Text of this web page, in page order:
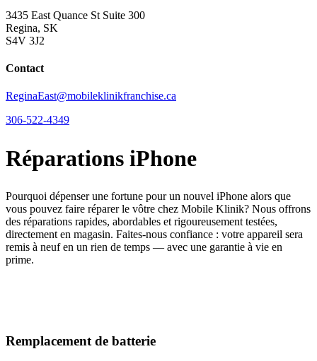
3435 East Quance St Suite 300
Regina, SK
S4V 3J2
Contact
ReginaEast@mobileklinikfranchise.ca
306-522-4349
Réparations iPhone
Pourquoi dépenser une fortune pour un nouvel iPhone alors que
vous pouvez faire réparer le vôtre chez Mobile Klinik? Nous offrons
des réparations rapides, abordables et rigoureusement testées,
directement en magasin. Faites-nous confiance : votre appareil sera
remis à neuf en un rien de temps — avec une garantie à vie en
prime.
Remplacement de batterie